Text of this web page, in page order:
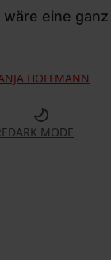
eine
HOFFMANN
DARK MODE